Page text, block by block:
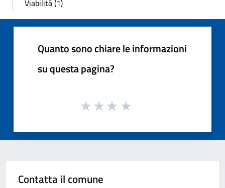
Viabilità (1)
Quanto sono chiare le informazioni
su questa pagina?
Contatta il comune